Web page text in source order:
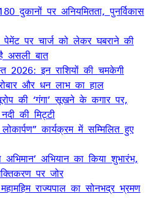
दुकानों पर अनियमितता, पुनर्विकास
पर चार्ज को लेकर घबराने की
असली बात
इन राशियों की चमकेगी
और धन लाभ का हाल
की ‘गंगा’ सूखने के कगार पर,
की मिट्टी
कार्यक्रम में सम्मिलित हुए
अभिमान’ अभियान का किया शुभारंभ,
पर जोर
राज्यपाल का सोनभद्र भ्रमण